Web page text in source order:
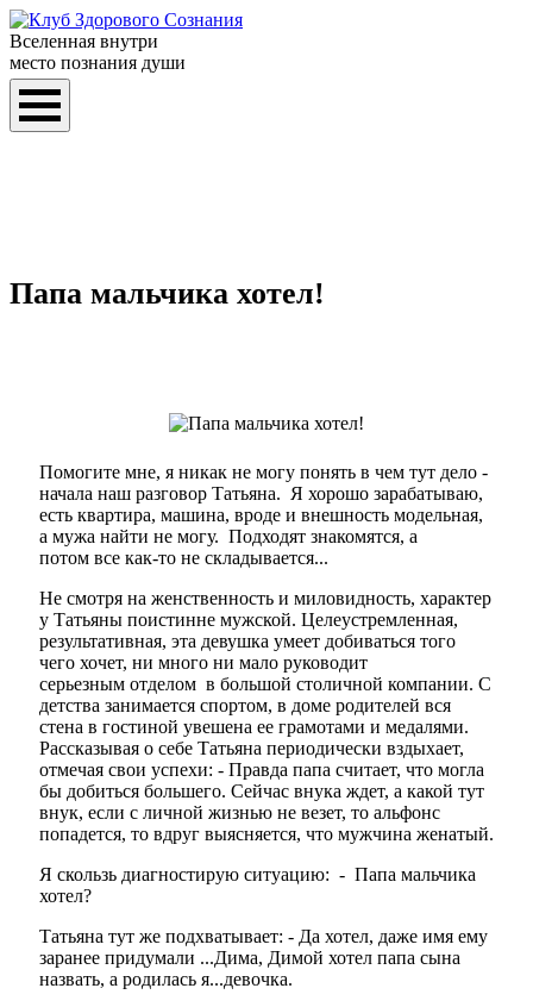
Вселенная внутри
место познания души
Папа мальчика хотел!
Помогите мне, я никак не могу понять в чем тут дело -
начала наш разговор Татьяна. Я хорошо зарабатываю,
есть квартира, машина, вроде и внешность модельная,
а мужа найти не могу. Подходят знакомятся, а
потом все как-то не складывается...
Не смотря на женственность и миловидность, характер
у Татьяны поистинне мужской. Целеустремленная,
результативная, эта девушка умеет добиваться того
чего хочет, ни много ни мало руководит
серьезным отделом в большой столичной компании. С
детства занимается спортом, в доме родителей вся
стена в гостиной увешена ее грамотами и медалями.
Рассказывая о себе Татьяна периодически вздыхает,
отмечая свои успехи: - Правда папа считает, что могла
бы добиться большего. Сейчас внука ждет, а какой тут
внук, если с личной жизнью не везет, то альфонс
попадется, то вдруг выясняется, что мужчина женатый.
Я скользь диагностирую ситуацию: - Папа мальчика
хотел?
Татьяна тут же подхватывает: - Да хотел, даже имя ему
заранее придумали ...Дима, Димой хотел папа сына
назвать, а родилась я...девочка.